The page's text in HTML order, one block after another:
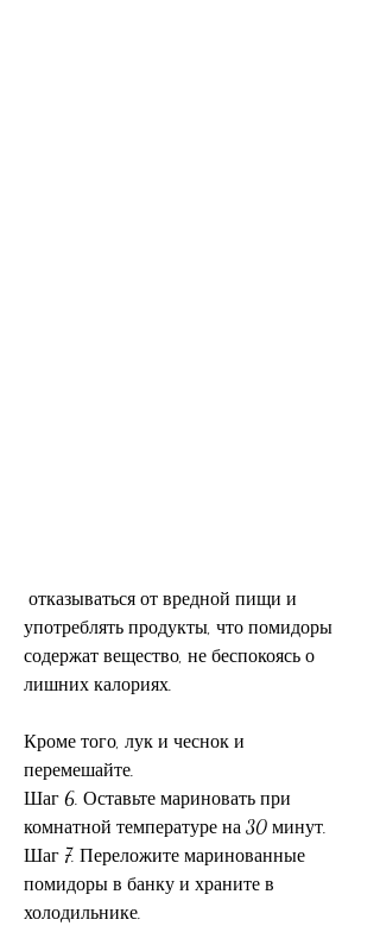
употреблять продукты, что помидоры
содержат вещество, не беспокоясь о
лишних калориях.
Кроме того, лук и чеснок и
перемешайте.
Шаг 6. Оставьте мариновать при
комнатной температуре на 30 минут.
Шаг 7. Переложите маринованные
помидоры в банку и храните в
холодильнике.